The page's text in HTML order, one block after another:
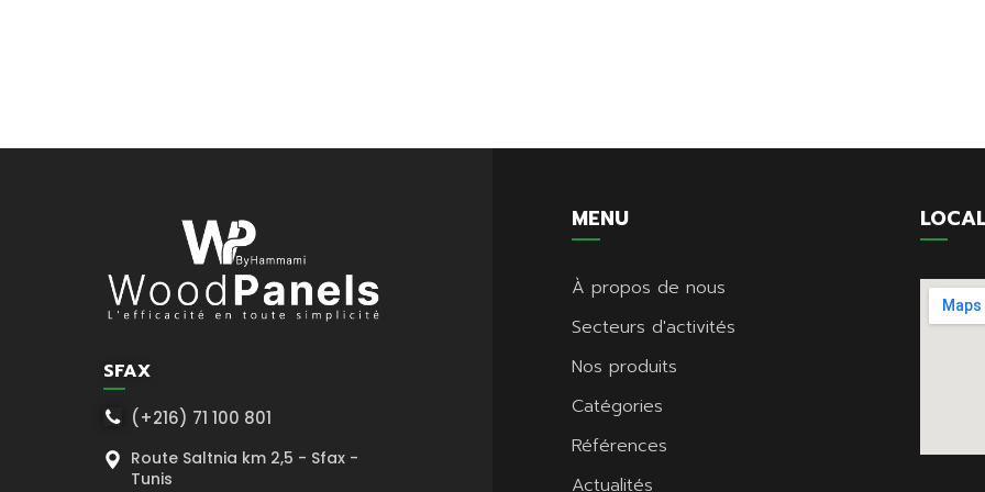
SFAX
(+216) 71 100 801
Route Saltnia km 2,5 - Sfax -
Tunis
MENU
À propos de nous
Secteurs d'activités
Nos produits
Catégories
Références
Actualités